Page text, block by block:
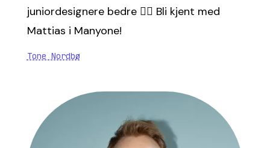
juniordesignere bedre 👯‍♀️ Bli kjent med
Mattias i Manyone!
Tone Nordbø